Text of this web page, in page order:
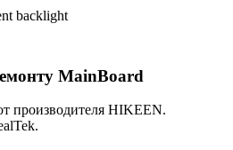
MainBoard
производителя HIKEEN.